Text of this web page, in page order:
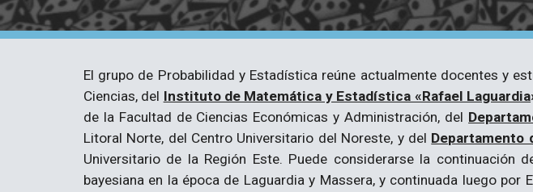
El grupo de Probabilidad y Estadística reúne actualmente docentes y
Ciencias, del Instituto de Matemática y Estadística «Rafael Laguardia
de la Facultad de Ciencias Económicas y Administración, del
Litoral Norte, del Centro Universitario del Noreste, y del Departamento
Universitario de la Región Este. Puede considerarse la continuación
bayesiana en la época de Laguardia y Massera,y continuada luego por